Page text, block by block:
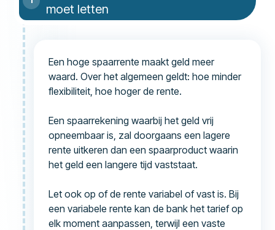
moet letten
Een hoge spaarrente maakt geld meer
waard. Over het algemeen geldt: hoe minder
flexibiliteit, hoe hoger de rente.
Een spaarrekening waarbij het geld vrij
opneembaar is, zal doorgaans een lagere
rente uitkeren dan een spaarproduct waarin
het geld een langere tijd vaststaat.
Let ook op of de rente variabel of vast is. Bij
een variabele rente kan de bank het tarief op
elk moment aanpassen, terwijl een vaste